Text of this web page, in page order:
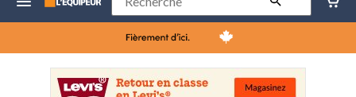
Toronto
Stockyards,
courament
Ouvert,
ferme
dans
Rechercher